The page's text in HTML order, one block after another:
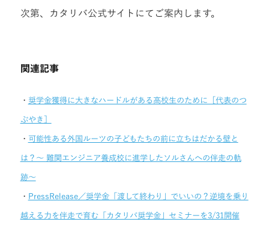
次第、カタリバ公式サイトにてご案内します。
関連記事
・ 奨学金獲得に大きなハードルがある高校生のために［代表のつ
ぶやき］
・ 可能性ある外国ルーツの子どもたちの前に立ちはだかる壁と
は？〜 難関エンジニア養成校に進学したソルさんへの伴走の軌
跡〜
・ PressRelease／奨学金「渡して終わり」でいいの？逆境を乗り
越える力を伴走で育む「カタリバ奨学金」セミナーを3/31開催